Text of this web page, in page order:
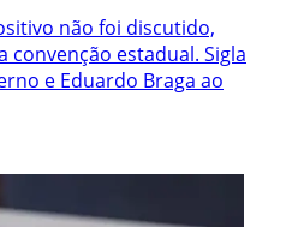
não foi discutido,
estadual. Sigla
e Eduardo Braga ao